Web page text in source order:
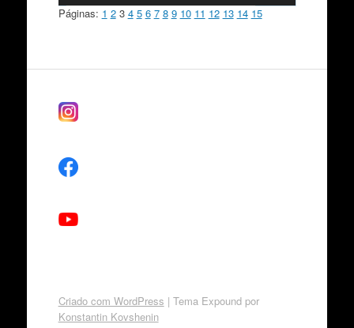
Páginas: 1 2 3 4 5 6 7 8 9 10 11 12 13 14 15
Criado com WordPress | Tema Expound por
Konstantin Kovshenin